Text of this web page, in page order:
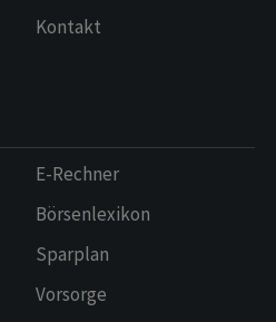
Kontakt
E-Rechner
Börsenlexikon
Sparplan
Vorsorge